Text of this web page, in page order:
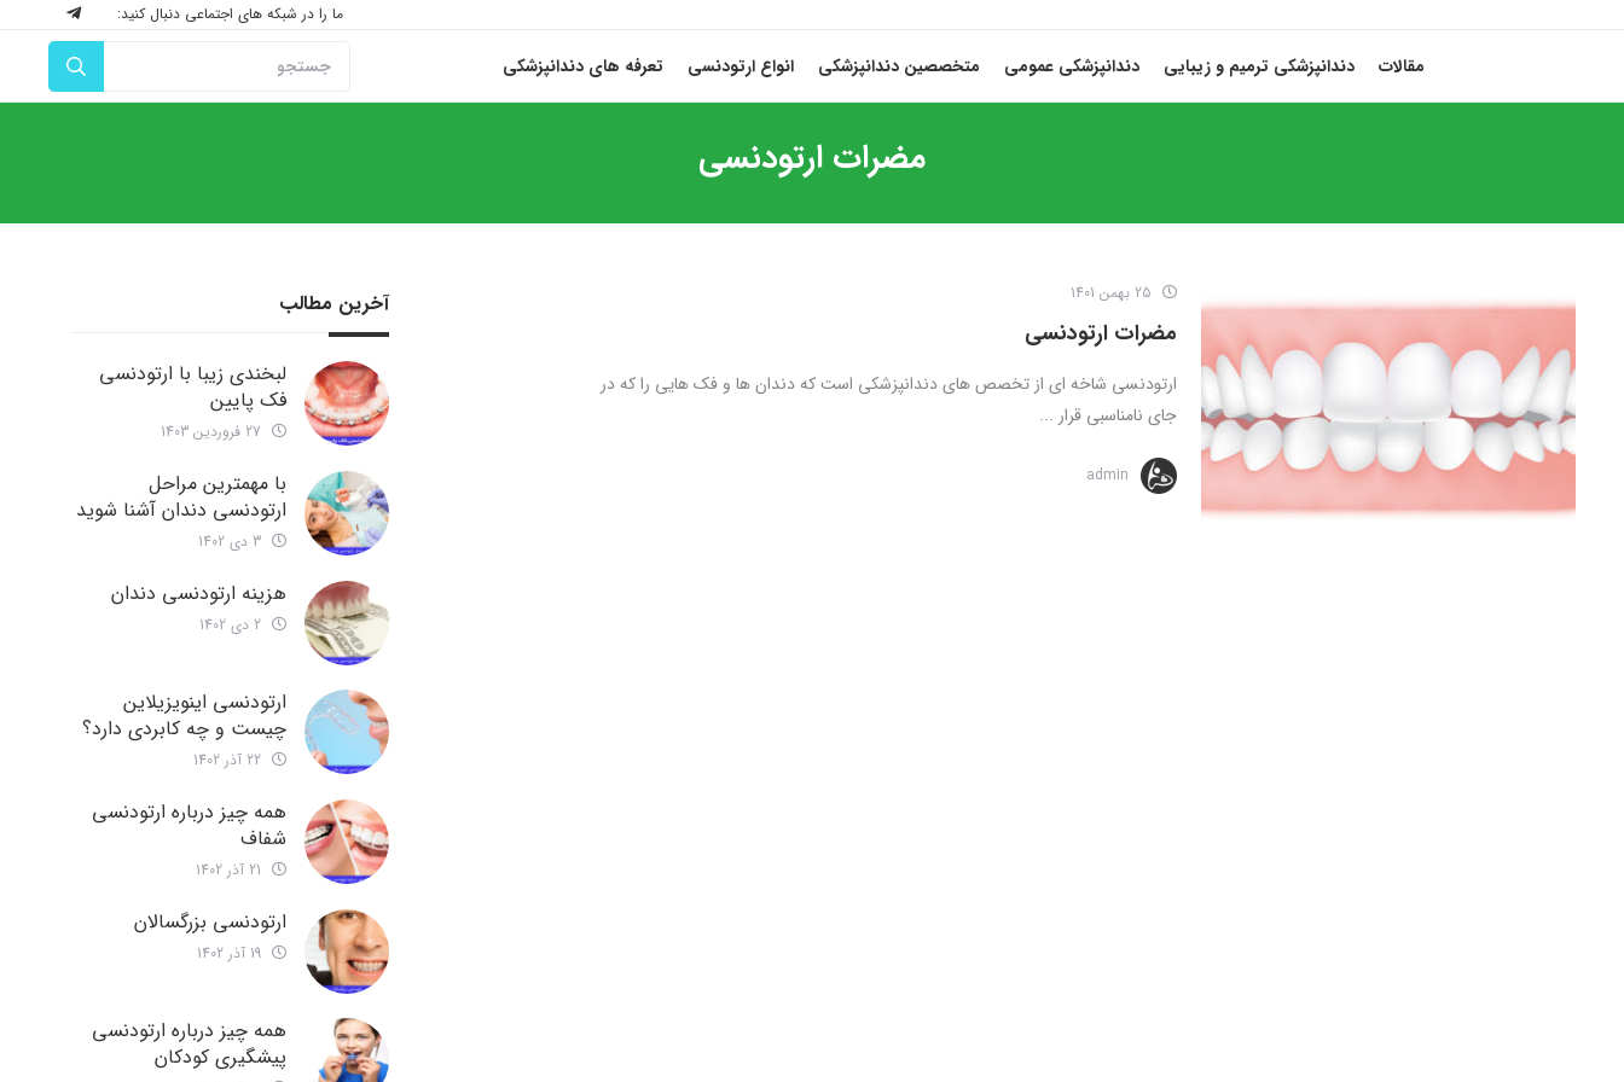
ما را در شبکه های اجتماعی دنبال کنید:
مقالات دندانپزشکی ترمیم و زیبایی دندانپزشکی عمومی متخصصین دندانپزشکی انواع ارتودنسی تعرفه های دندانپزشکی
مضرات ارتودنسی
مضرات ارتودنسی
ارتودنسی شاخه ای از تخصص های دندانپزشکی است که دندان ها و فک‌ هایی را که در
جای نامناسبی قرار ...
admin
آخرین مطالب
لبخندی زیبا با ارتودنسی
فک پایین
با مهمترین مراحل
ارتودنسی دندان آشنا شوید
هزینه ارتودنسی دندان
ارتودنسی اینویزیلاین
چیست و چه کابردی دارد؟
همه چیز درباره ارتودنسی
شفاف
ارتودنسی بزرگسالان
همه چیز درباره ارتودنسی
پیشگیری کودکان